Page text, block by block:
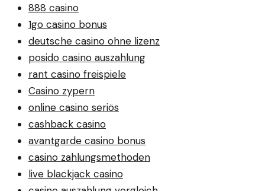
888 casino
1go casino bonus
deutsche casino ohne lizenz
posido casino auszahlung
rant casino freispiele
Casino zypern
online casino seriös
cashback casino
avantgarde casino bonus
casino zahlungsmethoden
live blackjack casino